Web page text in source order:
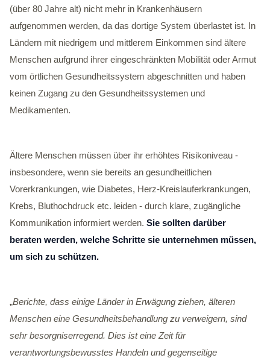
(über 80 Jahre alt) nicht mehr in Krankenhäusern
aufgenommen werden, da das dortige System überlastet ist. In
Ländern mit niedrigem und mittlerem Einkommen sind ältere
Menschen aufgrund ihrer eingeschränkten Mobilität oder Armut
vom örtlichen Gesundheitssystem abgeschnitten und haben
keinen Zugang zu den Gesundheitssystemen und
Medikamenten.
Ältere Menschen müssen über ihr erhöhtes Risikoniveau -
insbesondere, wenn sie bereits an gesundheitlichen
Vorerkrankungen, wie Diabetes, Herz-Kreislauferkrankungen,
Krebs, Bluthochdruck etc. leiden - durch klare, zugängliche
Kommunikation informiert werden. Sie sollten darüber
beraten werden, welche Schritte sie unternehmen müssen,
um sich zu schützen.
„Berichte, dass einige Länder in Erwägung ziehen, älteren
Menschen eine Gesundheitsbehandlung zu verweigern, sind
sehr besorgniserregend. Dies ist eine Zeit für
verantwortungsbewusstes Handeln und gegenseitige